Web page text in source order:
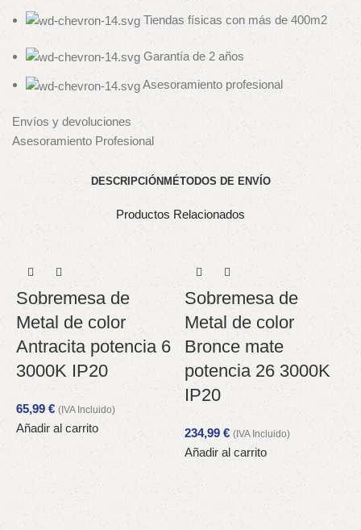
Tiendas físicas con más de 400m2
Garantía de 2 años
Asesoramiento profesional
Envíos y devoluciones
Asesoramiento Profesional
DESCRIPCIÓNMÉTODOS DE ENVÍO
Productos Relacionados
Sobremesa de
Metal de color
Antracita potencia 6
3000K IP20
65,99 € (IVA Incluido)
Añadir al carrito
Sobremesa de
Metal de color
Bronce mate
potencia 26 3000K
IP20
234,99 € (IVA Incluido)
Añadir al carrito